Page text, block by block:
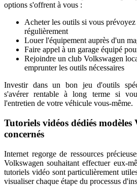
options s'offrent à vous :
Acheter les outils si vous
régulièrement
Louer l'équipement auprès d'un
Faire appel à un garage équipé
Rejoindre un club Volkswagen
emprunter les outils nécessaires
Investir dans un bon jeu d'outils
s'avérer rentable à long terme si
l'entretien de votre véhicule vous-même.
Tutoriels vidéos dédiés modèles
concernés
Internet regorge de ressources
Volkswagen souhaitant effectuer eux-
tutoriels vidéo sont particulièrement
visualiser chaque étape du processus